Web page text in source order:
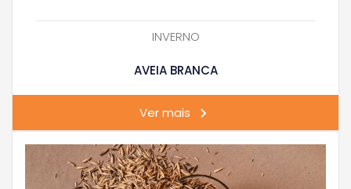
INVERNO
AVEIA BRANCA
Ver mais